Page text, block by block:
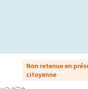
Non retenue en
citoyenne